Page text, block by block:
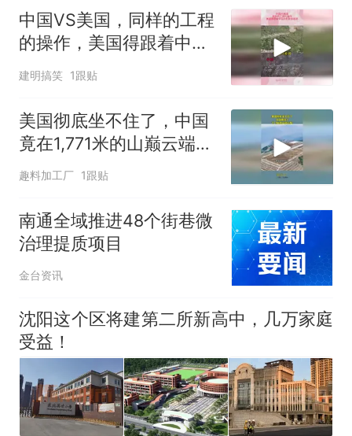
中国VS美国，同样的工程
的操作，美国得跟着中国
的屁股后面追
建明搞笑 1跟贴
美国彻底坐不住了，中国
竟在1,771米的山巅云端，
架起超级机场
趣料加工厂 1跟贴
南通全域推进48个街巷微
治理提质项目
金台资讯
沈阳这个区将建第二所新高中，几万家庭
受益！